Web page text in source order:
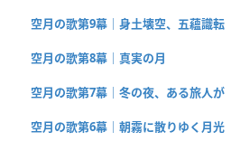
空月の歌第9幕｜身土壊空、五蘊識転
空月の歌第8幕｜真実の月
空月の歌第7幕｜冬の夜、ある旅人が
空月の歌第6幕｜朝霧に散りゆく月光